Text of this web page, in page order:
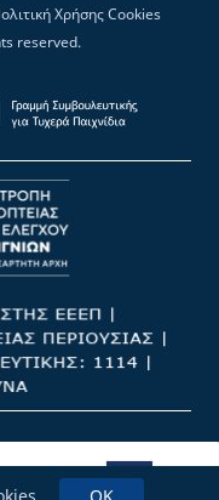
Χρήσης Cookies
reserved.